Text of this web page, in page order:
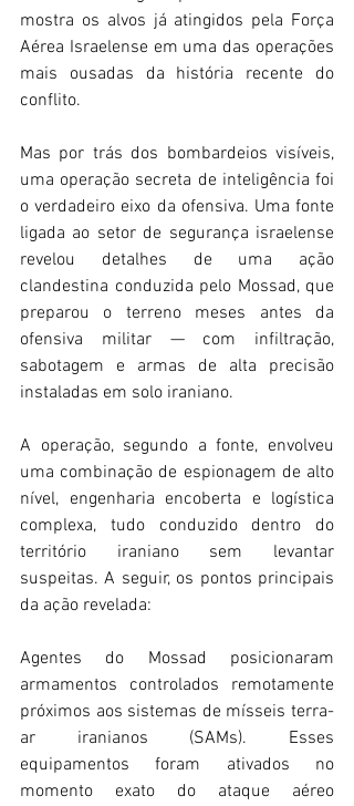
mostra os alvos já atingidos pela Força
Aérea Israelense em uma das operações
mais ousadas da história recente do
conflito.
Mas por trás dos bombardeios visíveis,
uma operação secreta de inteligência foi
o verdadeiro eixo da ofensiva. Uma fonte
ligada ao setor de segurança israelense
revelou detalhes de uma ação
clandestina conduzida pelo Mossad, que
preparou o terreno meses antes da
ofensiva militar — com infiltração,
sabotagem e armas de alta precisão
instaladas em solo iraniano.
A operação, segundo a fonte, envolveu
uma combinação de espionagem de alto
nível, engenharia encoberta e logística
complexa, tudo conduzido dentro do
território iraniano sem levantar
suspeitas. A seguir, os pontos principais
da ação revelada:
Agentes do Mossad posicionaram
armamentos controlados remotamente
próximos aos sistemas de mísseis terra-
ar iranianos (SAMs). Esses
equipamentos foram ativados no
momento exato do ataque aéreo